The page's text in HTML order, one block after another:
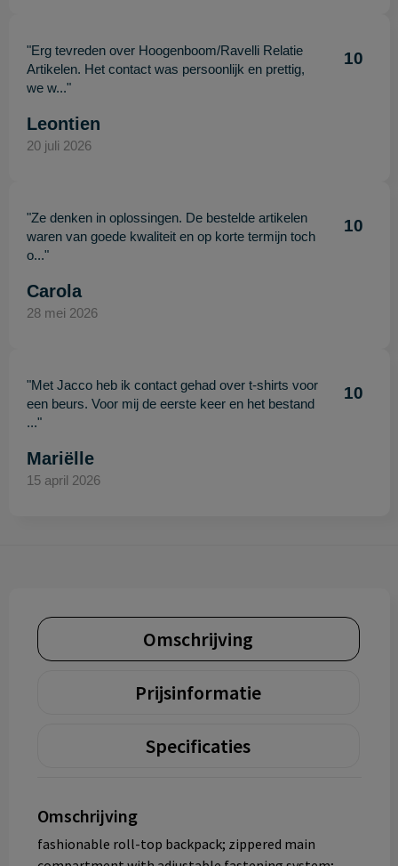
"Erg tevreden over Hoogenboom/Ravelli Relatie
Artikelen. Het contact was persoonlijk en prettig,
we w..."
10
Leontien
20 juli 2026
"Ze denken in oplossingen. De bestelde artikelen
waren van goede kwaliteit en op korte termijn toch
o..."
10
Carola
28 mei 2026
"Met Jacco heb ik contact gehad over t-shirts voor
een beurs. Voor mij de eerste keer en het bestand
..."
10
Mariëlle
15 april 2026
Omschrijving
Prijsinformatie
Specificaties
Omschrijving
fashionable roll-top backpack; zippered main